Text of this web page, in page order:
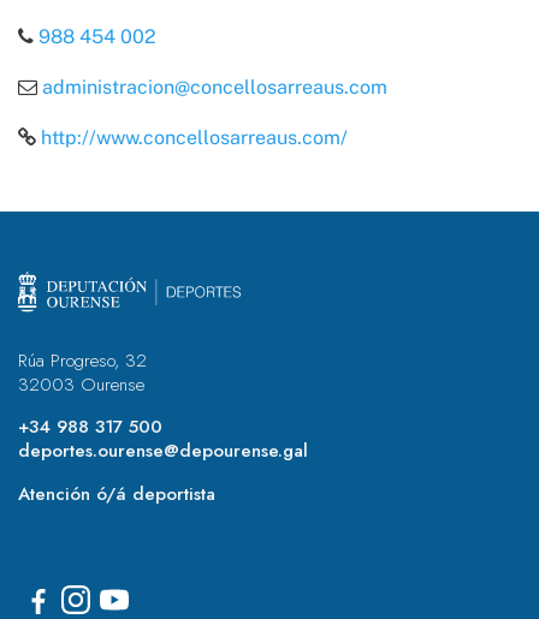
988 454 002
administracion@concellosarreaus.com
http://www.concellosarreaus.com/
Rúa Progreso, 32
32003 Ourense
+34 988 317 500
deportes.ourense@depourense.gal
Atención ó/á deportista